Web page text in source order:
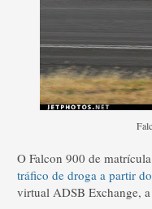
O Falcon 900 de
tráfico de droga a partir
virtual ADSB Exchange,